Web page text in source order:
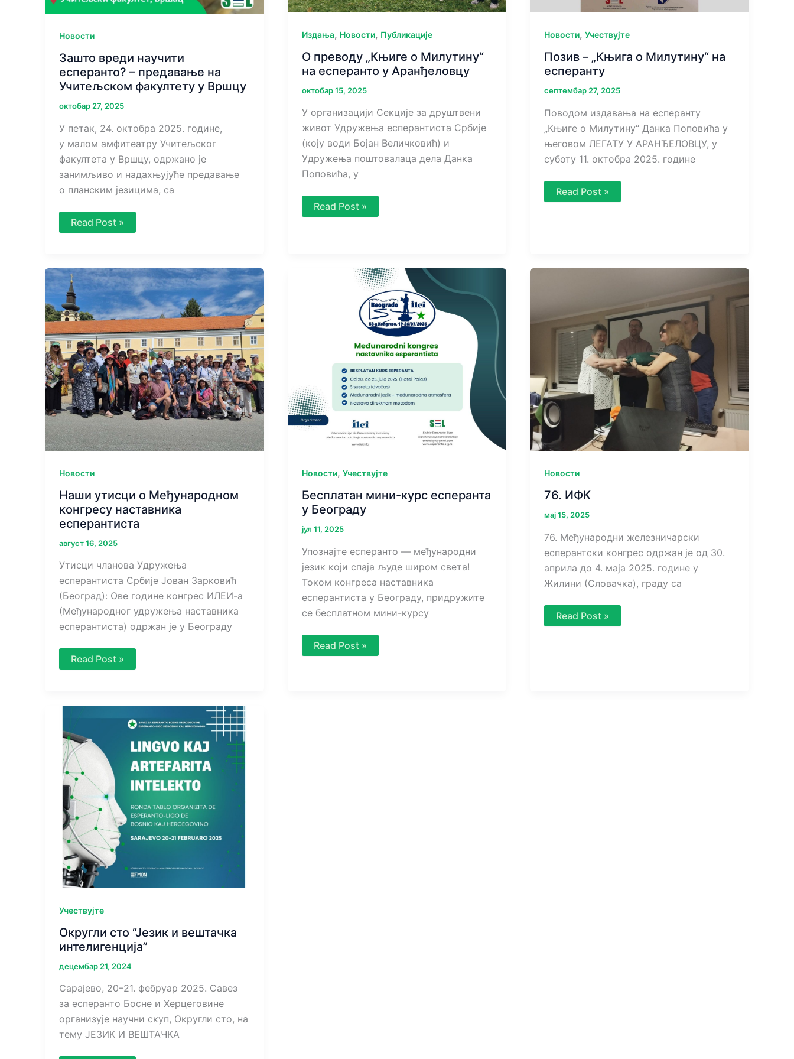
Новости
Зашто вреди научити
есперанто? – предавање на
Учитељском факултету у Вршцу
октобар 27, 2025
У петак, 24. октобра 2025. године,
у малом амфитеатру Учитељског
факултета у Вршцу, одржано је
занимљиво и надахњујуће предавање
о планским језицима, са
Зашто
вреди
предавање
на
Учитељском
факултету
у
Вршцу
Read Post »
Издања, Новости, Публикације
О преводу „Књиге о Милутину“
на есперанто у Аранђеловцу
октобар 15, 2025
У организацији Секције за друштвени
живот Удружења есперантиста Србије
(коју води Бојан Величковић) и
Удружења поштовалаца дела Данка
Поповића, у
О
преводу
Аранђеловцу
Read Post »
Новости,Учествујте
Позив – „Књига о Милутину“ на
есперанту
септембар 27, 2025
Поводом издавања на есперанту
„Књиге о Милутину“ Данка Поповића у
његовом ЛЕГАТУ У АРАНЂЕЛОВЦУ, у
суботу 11. октобра 2025. године
Позив
–
Read Post »
Новости
Наши утисци о Међународном
конгресу наставника
есперантиста
август 16, 2025
Утисци чланова Удружења
есперантиста Србије Јован Зарковић
(Београд): Ове године конгрес ИЛЕИ-а
(Међународног удружења наставника
есперантиста) одржан је у Београду
Наши
утисци
наставника
Read Post »
Новости, Учествујте
Бесплатан мини-курс есперанта
у Београду
јул 11, 2025
Упознајте есперанто — међународни
језик који спаја људе широм света!
Током конгреса наставника
есперантиста у Београду, придружите
се бесплатном мини-курсу
Бесплатан
мини-
Read Post »
Новости
76. ИФК
мај 15, 2025
76. Међународни железничарски
есперантски конгрес одржан је од 30.
априла до 4. маја 2025. године у
Жилини (Словачка), граду са
76.
ИФК
Read Post »
Учествујте
Округли сто “Језик и вештачка
интелигенција”
децембар 21, 2024
Сарајево, 20–21. фебруар 2025. Савез
за eсперанто Босне и Херцеговине
организује научни скуп, Округли сто, на
тему ЈЕЗИК И ВЕШТАЧКА